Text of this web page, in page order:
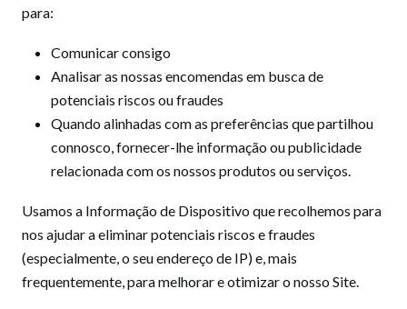
para:
Comunicar consigo
Analisar as nossas encomendas em busca de
potenciais riscos ou fraudes
Quando alinhadas com as preferências que partilhou
connosco, fornecer-lhe informação ou publicidade
relacionada com os nossos produtos ou serviços.
Usamos a Informação de Dispositivo que recolhemos para
nos ajudar a eliminar potenciais riscos e fraudes
(especialmente, o seu endereço de IP) e, mais
frequentemente, para melhorar e otimizar o nosso Site.